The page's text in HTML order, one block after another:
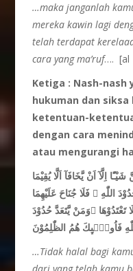
…maka janganlah
mereka kawin lagi
telah terdapat
cara yang ma’ruf…. [al
Ketiga : Nash-nash
hukuman dan
ketentuan-
dengan cara
atau mengurangi
اِلَّآ اَنْ يَّخَافَآ اَلَّا يُقِيْمَا
اللّٰهِ ۙ فَلَا جُنَاحَ عَلَيْهِمَا
تَعْتَدُوْهَا ۚوَمَنْ يَّتَعَدَّ حُدُوْدَ
فَاُولٰۤىِٕكَ هُمُ الظّٰلِمُوْنَ
…Tidak halal bagi